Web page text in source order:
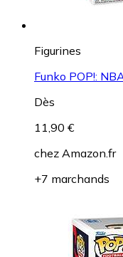
Figurines
Funko POP!:
Dès
11,90 €
chez Amazon.fr
+7 marchands